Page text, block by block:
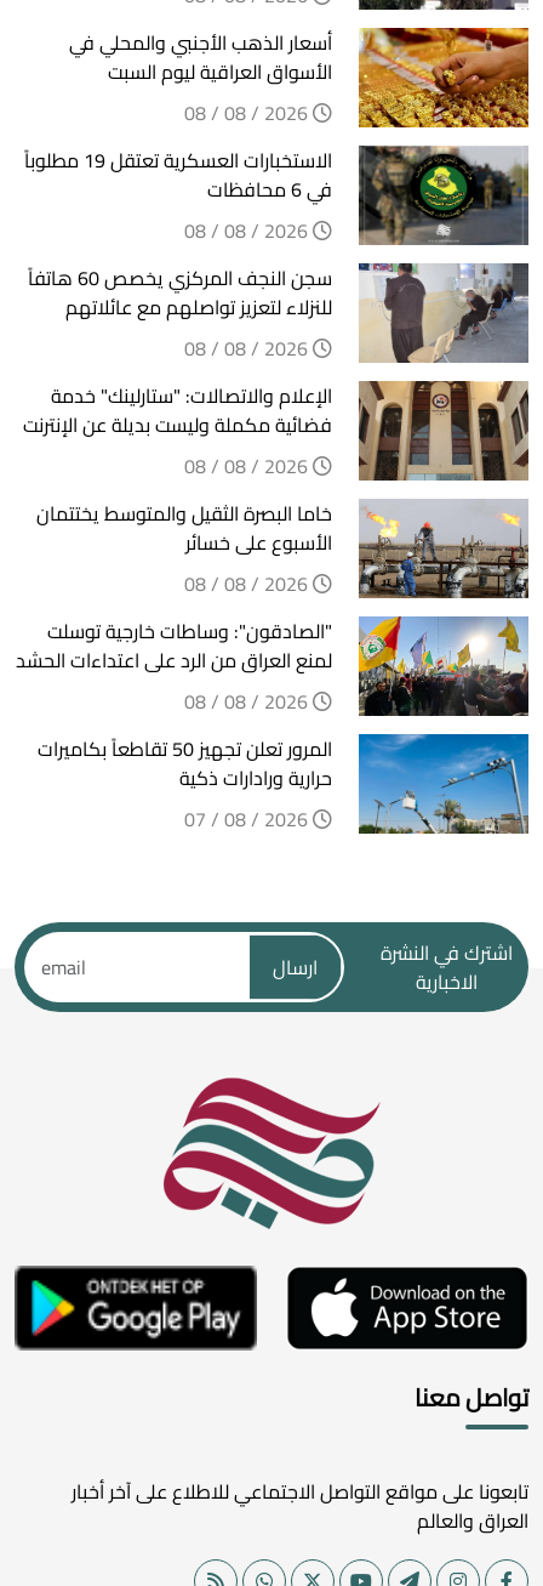
أسعار الذهب الأجنبي والمحلي في
الأسواق العراقية ليوم السبت
الاستخبارات العسكرية تعتقل 19 مطلوباً
في 6 محافظات
سجن النجف المركزي يخصص 60 هاتفاً
للنزلاء لتعزيز تواصلهم مع عائلاتهم
الإعلام والاتصالات: "ستارلينك" خدمة
فضائية مكملة وليست بديلة عن الإنترنت
خاما البصرة الثقيل والمتوسط يختتمان
الأسبوع على خسائر
"الصادقون": وساطات خارجية توسلت
لمنع العراق من الرد على اعتداءات الحشد
المرور تعلن تجهيز 50 تقاطعاً بكاميرات
حرارية ورادارات ذكية
اشترك في النشرة
الاخبارية
ارسال
تواصل معنا
تابعونا على مواقع التواصل الاجتماعي للاطلاع على آخر أخبار
العراق والعالم